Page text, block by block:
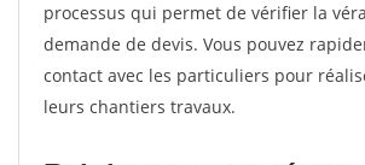
processus qui permet de vérifier la
demande de devis. Vous pouvez
contact avec les particuliers pour
leurs chantiers travaux.